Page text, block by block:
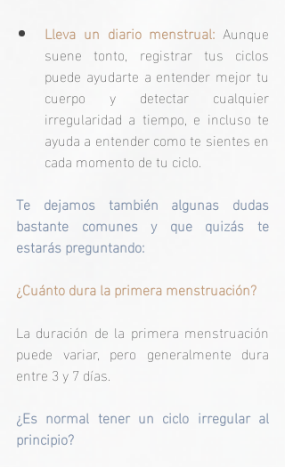
Lleva un diario menstrual: Aunque
suene tonto, registrar tus ciclos
puede ayudarte a entender mejor tu
cuerpo y detectar cualquier
irregularidad a tiempo, e incluso te
ayuda a entender como te sientes en
cada momento de tu ciclo.
Te dejamos también algunas dudas
bastante comunes y que quizás te
estarás preguntando:
¿Cuánto dura la primera menstruación?
La duración de la primera menstruación
puede variar, pero generalmente dura
entre 3 y 7 días.
¿Es normal tener un ciclo irregular al
principio?